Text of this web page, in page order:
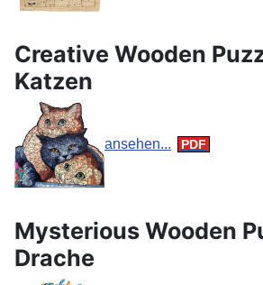
Creative Wooden
Katzen
ansehen...
Mysterious Wooden
Drache